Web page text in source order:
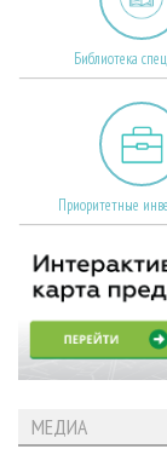
Библиотека
Приоритетные
МЕДИА